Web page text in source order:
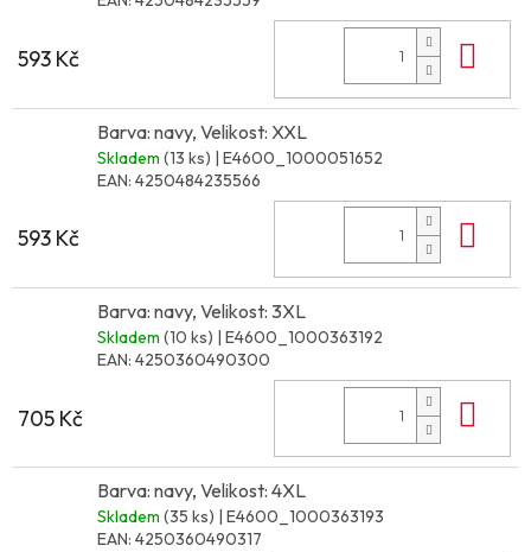
593 Kč
Barva: navy, Velikost: XXL
Skladem (13 ks) | E4600_1000051652
EAN: 4250484235566
593 Kč
Barva: navy, Velikost: 3XL
Skladem (10 ks) | E4600_1000363192
EAN: 4250360490300
705 Kč
Barva: navy, Velikost: 4XL
Skladem (35 ks) | E4600_1000363193
EAN: 4250360490317